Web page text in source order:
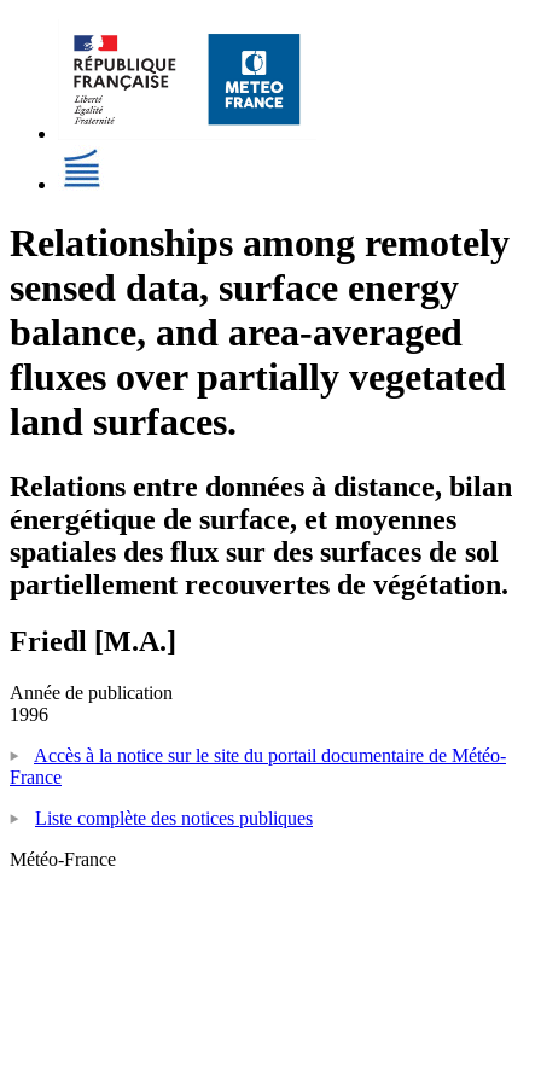
Relationships among remotely
sensed data, surface energy
balance, and area-averaged
fluxes over partially vegetated
land surfaces.
Relations entre données à distance, bilan
énergétique de surface, et moyennes
spatiales des flux sur des surfaces de sol
partiellement recouvertes de végétation.
Friedl [M.A.]
Année de publication
1996
Accès à la notice sur le site du portail documentaire de Météo-
France
Liste complète des notices publiques
Météo-France